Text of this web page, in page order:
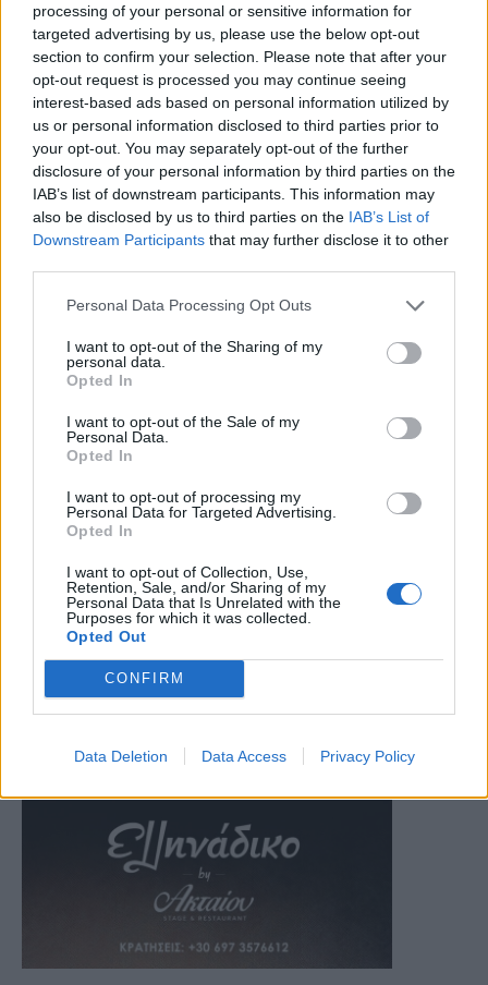
processing of your personal or sensitive information for
targeted advertising by us, please use the below opt-out
section to confirm your selection. Please note that after your
opt-out request is processed you may continue seeing
interest-based ads based on personal information utilized by
us or personal information disclosed to third parties prior to
your opt-out. You may separately opt-out of the further
disclosure of your personal information by third parties on the
IAB’s list of downstream participants. This information may
also be disclosed by us to third parties on the IAB’s List of
Downstream Participants that may further disclose it to other
Personal Data Processing Opt Outs
I want to opt-out of the Sharing of my
personal data.
Opted In
I want to opt-out of the Sale of my
Personal Data.
Opted In
I want to opt-out of processing my
Personal Data for Targeted Advertising.
Opted In
I want to opt-out of Collection, Use,
Retention, Sale, and/or Sharing of my
Personal Data that Is Unrelated with the
Purposes for which it was collected.
Opted Out
CONFIRM
Data Deletion Data Access Privacy Policy